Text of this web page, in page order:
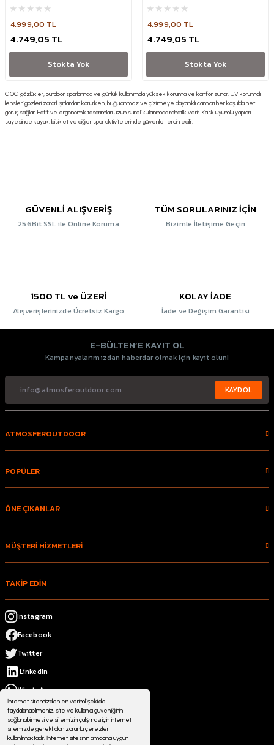
İnternet sitemizden en verimli şekilde
faydalanabilmeniz, site ve kullanıcı güvenliğinin
sağlanabilmesi ve sitemizin çalışması için internet
sitemizde gerekli olan zorunlu çerezler
kullanılmaktadır. İnternet sitesinin amacına uygun
4.999,00 TL
4.749,05 TL
Stokta Yok
4.999,00 TL
4.749,05 TL
Stokta Yok
GOG gözlükler, outdoor sporlarında ve günlük kullanımda yüksek koruma ve konfor sunar. UV korumalı
lensleri gözleri zararlı ışınlardan korurken, buğulanmaz ve çizilmeye dayanıklı camları her koşulda net
görüş sağlar. Hafif ve ergonomik tasarımları uzun süreli kullanımda rahatlık verir. Kask uyumlu yapıları
sayesinde kayak, bisiklet ve diğer spor aktivitelerinde güvenle tercih edilir.
GÜVENLİ ALIŞVERİŞ
256Bit SSL ile Online Koruma
TÜM SORULARINIZ İÇİN
Bizimle İletişime Geçin
1500 TL ve ÜZERİ
Alışverişlerinizde Ücretsiz Kargo
KOLAY İADE
İade ve Değişim Garantisi
E-BÜLTEN’E KAYIT OL
Kampanyalarımızdan haberdar olmak için kayıt olun!
KAYDOL
ATMOSFEROUTDOOR
POPÜLER
ÖNE ÇIKANLAR
MÜŞTERİ HİZMETLERİ
TAKİP EDİN
Instagram
Facebook
Twitter
LinkedIn
WhatsApp